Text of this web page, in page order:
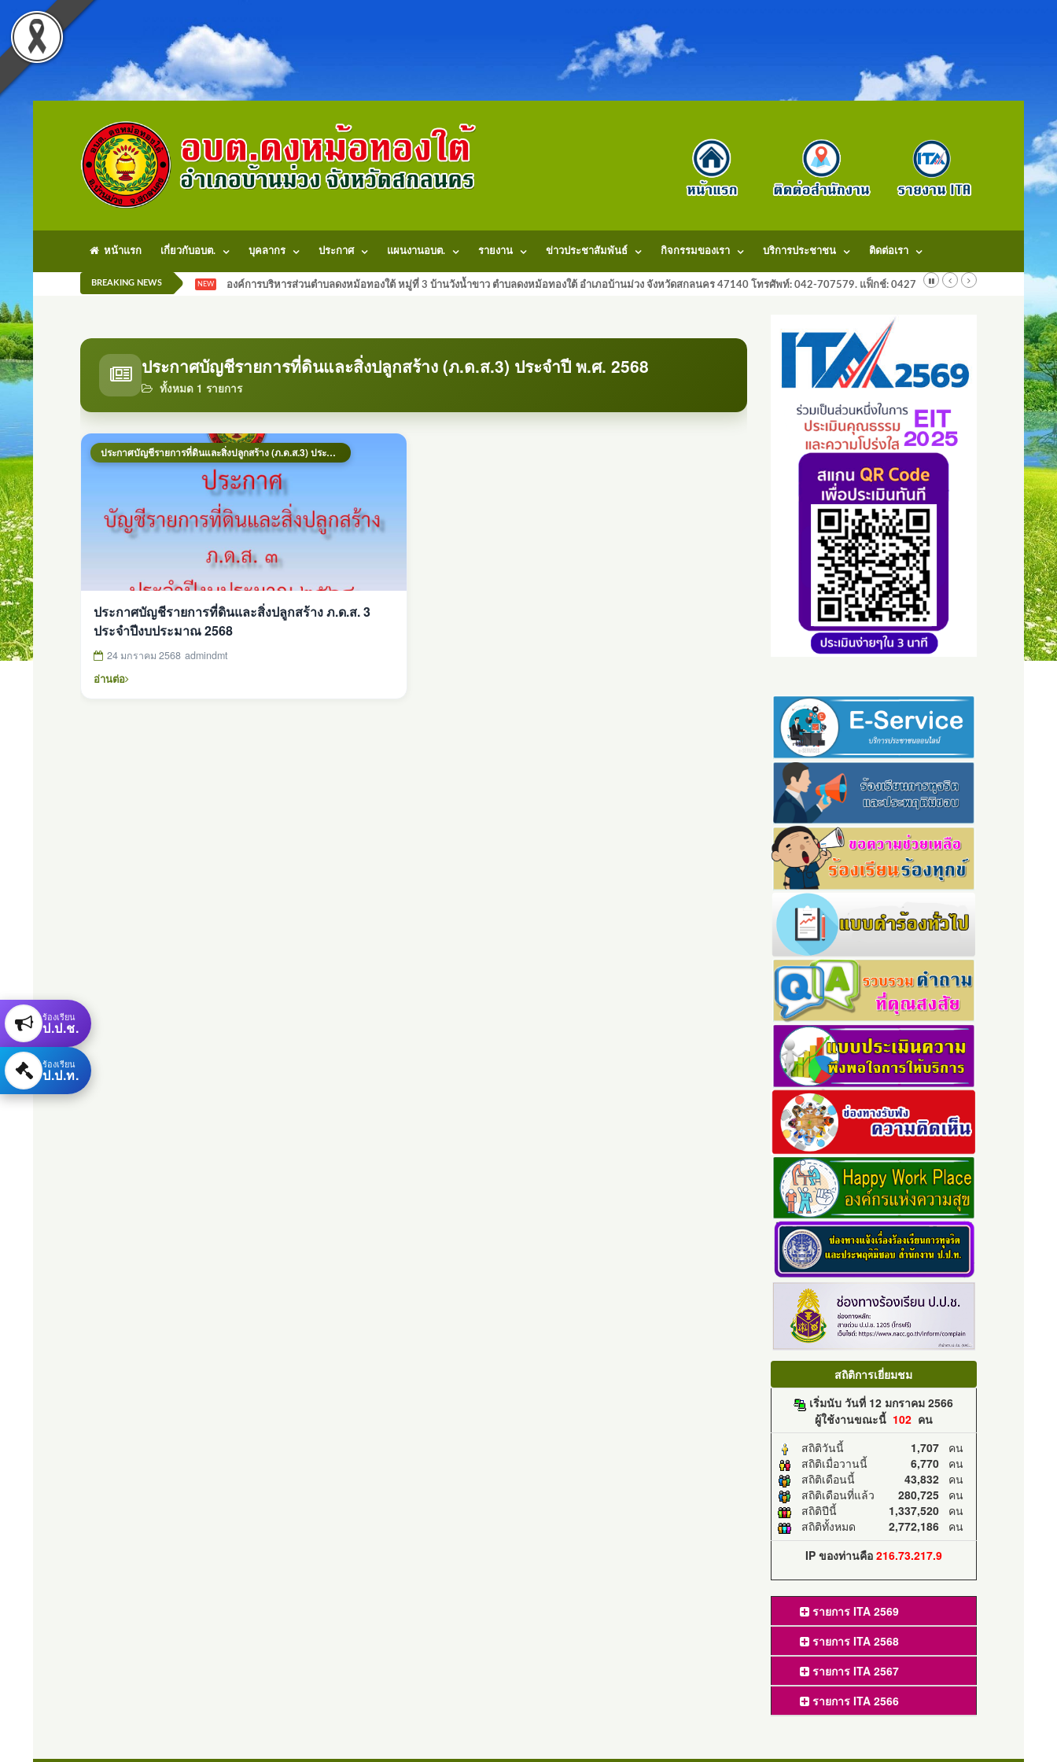
หน้าแรก เกี่ยวกับอบต. บุคลากร ประกาศ แผนงานอบต. รายงาน ข่าวประชาสัมพันธ์ กิจกรรมของเรา บริการประชาชน ติดต่อเรา
BREAKING NEWS NEW องค์การบริหารส่วนตำบลดงหม้อทองใต้ หมู่ที่ 3 บ้านวังน้ำขาว ตำบลดงหม้อทองใต้ อำเภอบ้านม่วง จังหวัดสกลนคร 47140 โทรศัพท์: 042-707579. แฟ็กช์: 042707579 E-Mail:
ประกาศบัญชีรายการที่ดินและสิ่งปลูกสร้าง (ภ.ด.ส.3) ประจำปี พ.ศ. 2568
ทั้งหมด 1 รายการ
ประกาศบัญชีรายการที่ดินและสิ่งปลูกสร้าง (ภ.ด.ส.3) ประจำปี พ.ศ. 2568
ประกาศบัญชีรายการที่ดินและสิ่งปลูกสร้าง ภ.ด.ส. 3
ประจำปีงบประมาณ 2568
24 มกราคม 2568 admindmt
อ่านต่อ
สถิติการเยี่ยมชม
เริ่มนับ วันที่ 12 มกราคม 2566
ผู้ใช้งานขณะนี้ 102คน
สถิติวันนี้
1,707คน
สถิติเมื่อวานนี้
6,770คน
สถิติเดือนนี้
43,832คน
สถิติเดือนที่แล้ว
280,725คน
สถิติปีนี้
1,337,520คน
สถิติทั้งหมด
2,772,186คน
IP ของท่านคือ 216.73.217.9
รายการ ITA 2569
รายการ ITA 2568
รายการ ITA 2567
รายการ ITA 2566
ร้องเรียน
ป.ป.ช.
ร้องเรียน
ป.ป.ท.